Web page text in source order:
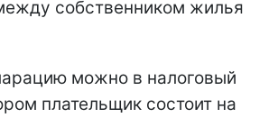
собственником жилья
можно в налоговый
плательщик состоит на